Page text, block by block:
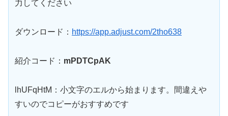
力してください
ダウンロード： https://app.adjust.com/2tho638
紹介コード： mPDTCpAK
lhUFqHtM：小文字のエルから始まります。間違えや
すいのでコピーがおすすめです